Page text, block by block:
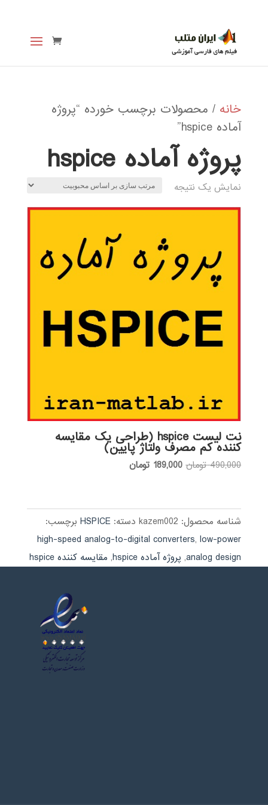
خانه / محصولات برچسب خورده “پروژه
آماده hspice”
پروژه آماده hspice
نمایش یک نتیجه
نت لیست hspice (طراحی یک مقایسه
کننده کم مصرف ولتاژ پایین)
490,000 تومان قیمت
بود.
189,000 تومانقیمت
شناسه محصول: kazem002 دسته: HSPICE برچسب:
high-speed analog-to-digital converters,low-power
analog design
, پروژه آماده hspice , مقایسه کننده hspice